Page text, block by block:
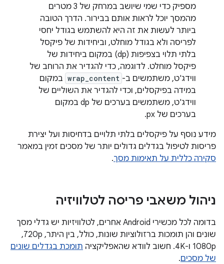
מספיק כדי שמי שיושב במרחק של 3 מטרים
מהמסך יוכל לראות אותם בבירור. הדרך הטובה
ביותר לעשות את זה היא להשתמש בגודל יחסי
לפריסה ולא בגודל מוחלט, וביחידות של פיקסל
בלתי תלוי בצפיפות (dp) במקום ביחידות של
פיקסל מוחלט. לדוגמה, כדי להגדיר את הרוחב של
ווידג'ט, משתמשים ב- wrap_content במקום
במידה בפיקסלים, וכדי להגדיר את השוליים של
ווידג'ט, משתמשים בערכים של dp במקום
בערכים של px.
מידע נוסף על פיקסלים בלתי תלויים בדחיסות ועל יצירת
פריסות לטיפול בגדלים גדולים יותר של מסכים זמין במאמר
סקירה כללית על תאימות מסך.
ניהול משאבי פריסה לטלוויזיה
בדומה לכל מכשירי Android אחרים, לטלוויזיות יש גדלי מסך
שונים והן תומכות ברזולוציות שונות, כולל, בין היתר, 720p,‏
1080p ו-4K. חשוב לוודא שהאפליקציה
תומכת בגדלים שונים
של מסכים.